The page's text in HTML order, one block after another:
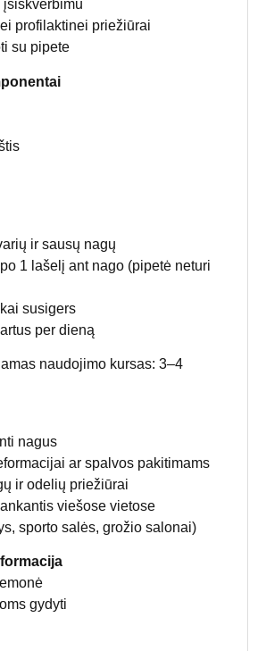
profilaktinei priežiūrai
su pipete
ir sausų nagų
1 lašelį ant nago (pipetė neturi
susigers
per dieną
naudojimo kursas: 3–4
nagus
ar spalvos pakitimams
ir odelių priežiūrai
viešose vietose
sporto salės, grožio salonai)
gydyti